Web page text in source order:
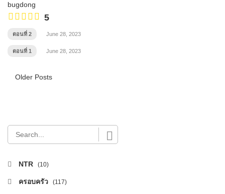
bugdong
5
ตอนที่ 2 June 28, 2023
ตอนที่ 1 June 28, 2023
Posts
Older Posts
NTR (10)
ครอบครัว (117)